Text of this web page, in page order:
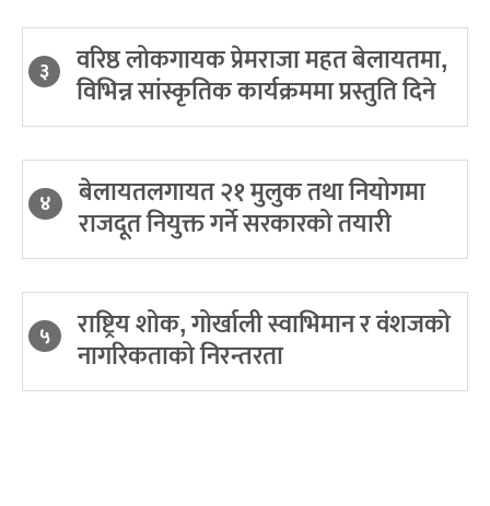
३ वरिष्ठ लोकगायक प्रेमराजा महत बेलायतमा,
विभिन्न सांस्कृतिक कार्यक्रममा प्रस्तुति दिने
४ बेलायतलगायत २१ मुलुक तथा नियोगमा
राजदूत नियुक्त गर्ने सरकारको तयारी
५ राष्ट्रिय शोक, गोर्खाली स्वाभिमान र वंशजको
नागरिकताको निरन्तरता